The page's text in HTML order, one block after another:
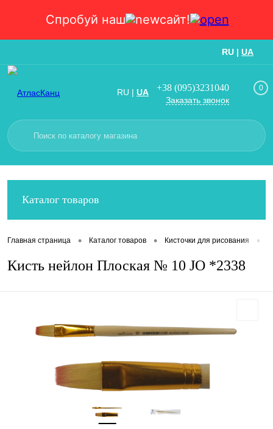
Спробуй наш сайт!
RU | UA
RU | UA +38 (095)3231040
Заказать звонок
0
Каталог товаров
Главная страница • Каталог товаров • Кисточки для рисования •
Кисть нейлон Плоская № 10 JO *2338